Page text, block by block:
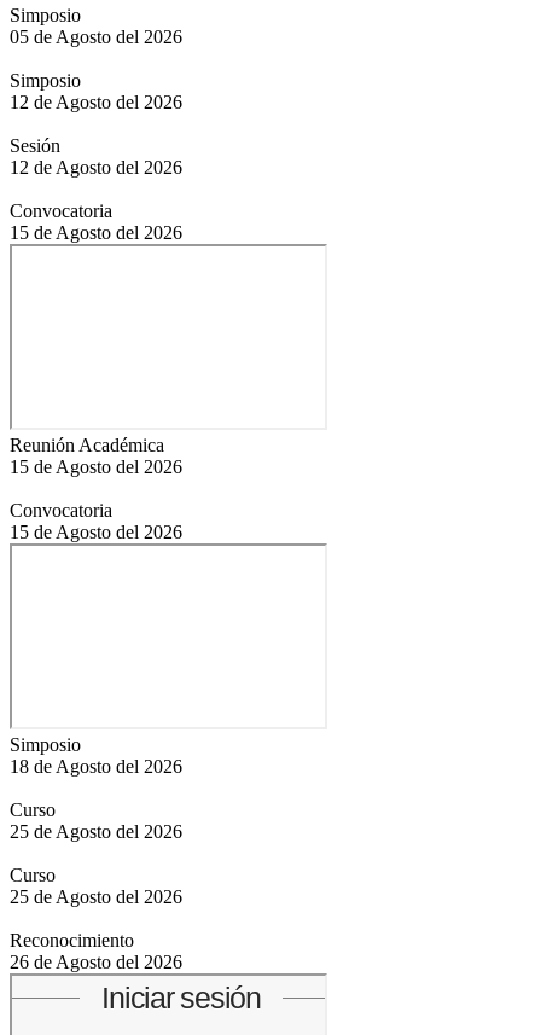
Simposio
05 de Agosto del 2026
Simposio
12 de Agosto del 2026
Sesión
12 de Agosto del 2026
Convocatoria
15 de Agosto del 2026
Reunión Académica
15 de Agosto del 2026
Convocatoria
15 de Agosto del 2026
Simposio
18 de Agosto del 2026
Curso
25 de Agosto del 2026
Curso
25 de Agosto del 2026
Reconocimiento
26 de Agosto del 2026